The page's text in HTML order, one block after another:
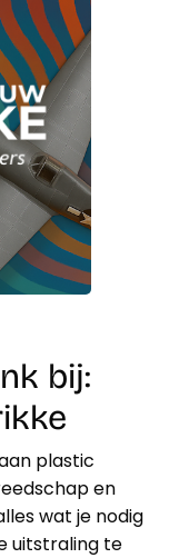
bij:
plastic
en
wat je nodig
uitstraling te